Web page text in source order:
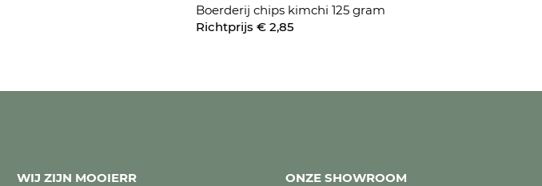
Boerderij chips kimchi 125 gram
Richtprijs € 2,85
WIJ ZIJN MOOIERR
ONZE SHOWROOM